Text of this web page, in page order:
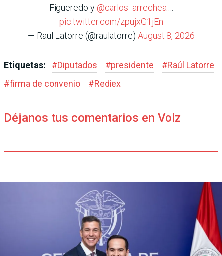
Figueredo y @carlos_arrechea
pic.twitter.com/zpujxG1jEn
— Raul Latorre (@raulatorre) August 8, 2026
Etiquetas: #Diputados #presidente #Raúl Latorre
#firma de convenio #Rediex
Déjanos tus comentarios en Voiz